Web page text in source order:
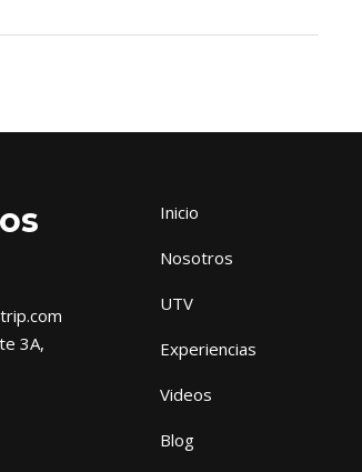
3A,
Inicio
Nosotros
UTV
Experiencias
Videos
Blog